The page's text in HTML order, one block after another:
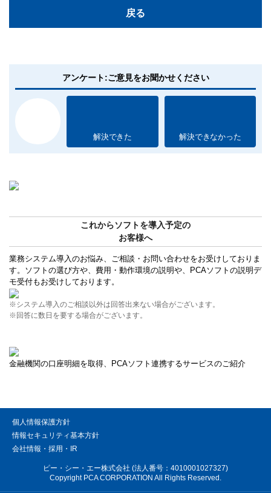
戻る
アンケート:ご意見をお聞かせください
解決できた 解決できなかった
これからソフトを導入予定の
お客様へ
業務システム導入のお悩み、ご相談・お問い合わせをお受けしておりま
す。ソフトの選び方や、費用・動作環境の説明や、PCAソフトの説明デ
モ受付もお受けしております。
※システム導入のご相談以外は回答出来ない場合がございます。
※回答に数日を要する場合がございます。
金融機関の口座明細を取得、PCAソフト連携するサービスのご紹介
個人情報保護方針
情報セキュリティ基本方針
会社情報・採用・IR
ピー・シー・エー株式会社 (法人番号：4010001027327)
Copyright PCA CORPORATION All Rights Reserved.